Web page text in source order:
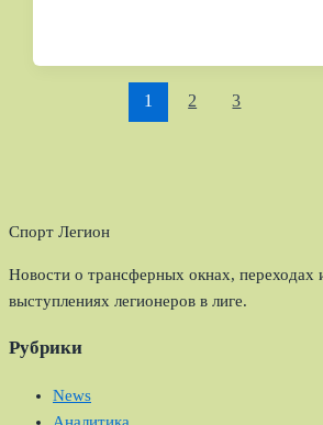
1 2 3
Спорт Легион
Новости о трансферных окнах, переходах
выступлениях легионеров в лиге.
Рубрики
News